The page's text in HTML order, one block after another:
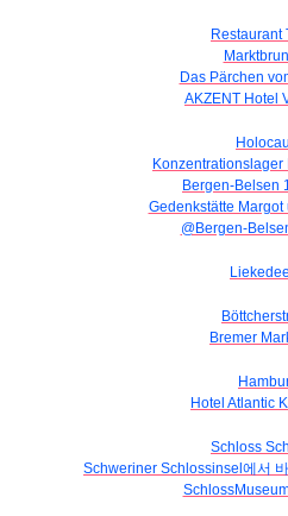
Restaurant
Das Pärchen
AKZENT Hotel
Bergen-Belsen
Gedenkstätte Margot
@Bergen-
Bremer
Hotel Atlantic
Schloss
Schweriner Schlossinsel에서